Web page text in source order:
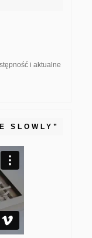
i aktualne
SLOWLY”